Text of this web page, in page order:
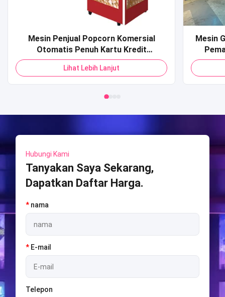
Mesin Penjual Popcorn Komersial
Otomatis Penuh Kartu Kredit
Pembayaran Kode QR Mesin Penjual
Pop Corn untuk Mall
Lihat Lebih Lanjut
Mesin
Game
Hubungi Kami
Tanyakan Saya Sekarang,
Dapatkan Daftar Harga.
* nama
* E-mail
Telepon